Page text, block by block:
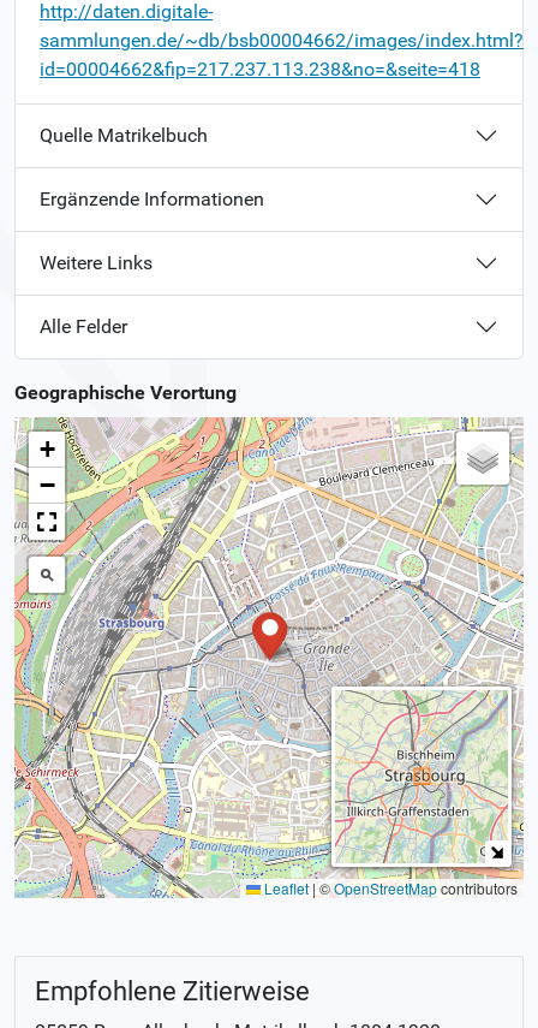
http://daten.digitale-
sammlungen.de/~db/bsb00004662/images/index.html?
id=00004662&fip=217.237.113.238&no=&seite=418
Quelle Matrikelbuch
Ergänzende Informationen
Weitere Links
Alle Felder
Geographische Verortung
+
−
Leaflet |©OpenStreetMapcontributors
Empfohlene Zitierweise